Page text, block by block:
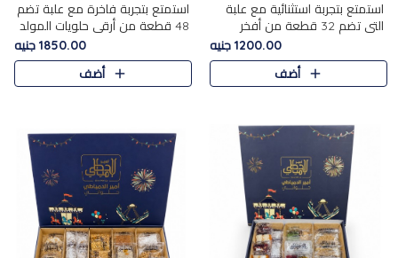
استمتع بتجربة استثنائية مع علبة
التي تضم 32 قطعة من أفخر
حلويات المولد الشرقية، في تشكيلة
تجمع بين الأصالة والاختيارات
الفاخرة. تحتوي العلبة..
1200.00 جنيه
أضف
استمتع بتجربة فاخرة مع علبة تضم
48 قطعة من أرقى حلويات المولد
الشرقية، في تشكيلة تجمع بين
الأصناف التقليدية الفاخرة والاختيارات
1850.00 جنيه
أضف